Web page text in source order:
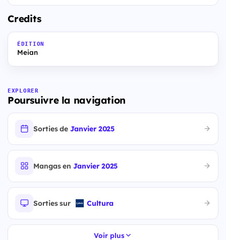
Credits
ÉDITION
Meian
EXPLORER
Poursuivre la navigation
Sorties deJanvier 2025
Mangas enJanvier 2025
Sorties sur Cultura
Voir plus